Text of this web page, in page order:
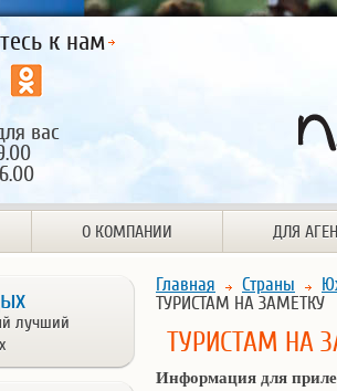
к нам
вас
О КОМПАНИИ ДЛЯ
лучший
Главная Страны
ТУРИСТАМ НА ЗАМЕТКУ
ТУРИСТАМ НА
Информация для